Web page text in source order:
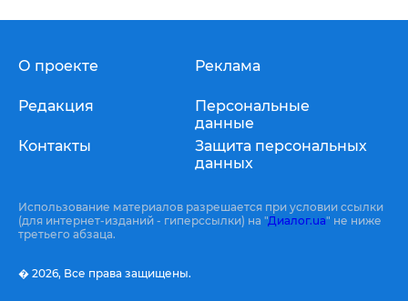
О проекте
Редакция
Контакты
Реклама
Персональные
данные
Защита персональных
данных
Использование материалов разрешается при условии ссылки
(для интернет-изданий - гиперссылки) на "Диалог.ua" не ниже
третьего абзаца.
� 2026, Все права защищены.